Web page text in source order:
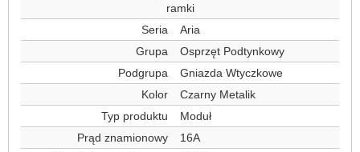
ramki
Seria
Aria
Grupa
Osprzęt Podtynkowy
Podgrupa
Gniazda Wtyczkowe
Kolor
Czarny Metalik
Typ produktu
Moduł
Prąd znamionowy
16A